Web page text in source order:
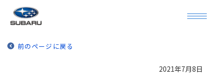
前のページに戻る
2021年7月8日